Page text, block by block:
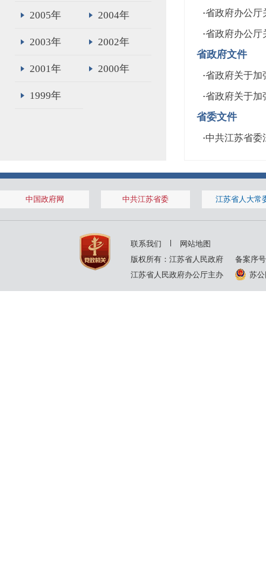
2005年 2004年
2003年 2002年
2001年 2000年
1999年
·省政府办公厅
·省政府办公厅
省政府文件
·省政府关于加
·省政府关于加
省委文件
·中共江苏省委
中国政府网 中共江苏省委 江苏省人大常
联系我们
网站地图
版权所有：江苏省人民政府
备案序
江苏省人民政府办公厅主办
苏